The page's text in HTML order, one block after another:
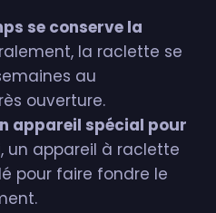
se conserve la
la raclette se
au
ouverture.
appareil spécial pour
un appareil à raclette
pour faire fondre le